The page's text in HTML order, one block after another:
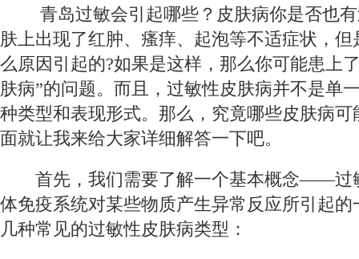
青岛过敏会引起哪些？皮肤病你是否也有
肤上出现了红肿、瘙痒、起泡等不适症状，
么原因引起的?如果是这样，那么你可能患上
肤病”的问题。而且，过敏性皮肤病并不是单
种类型和表现形式。那么，究竟哪些皮肤病可
面就让我来给大家详细解答一下吧。
首先，我们需要了解一个基本概念——过
体免疫系统对某些物质产生异常反应所引起
几种常见的过敏性皮肤病类型：